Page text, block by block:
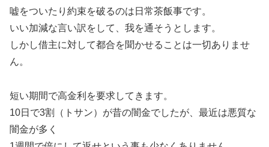
嘘をついたり約束を破るのは日常茶飯事です。
いい加減な言い訳をして、我を通そうとします。
しかし借主に対して都合を聞かせることは一切ありませ
ん。
短い期間で高金利を要求してきます。
10日で3割（トサン）が昔の闇金でしたが、最近は悪質な
闇金が多く